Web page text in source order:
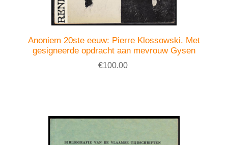
Anoniem 20ste eeuw: Pierre Klossowski. Met
gesigneerde opdracht aan mevrouw Gysen
€100.00